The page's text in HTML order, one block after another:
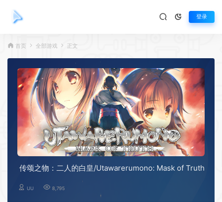
登录
首页 全部游戏 正文
传颂之物：二人的白皇/Utawarerumono: Mask of Truth
UU 8,795